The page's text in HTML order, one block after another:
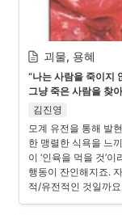
괴물, 용혜
“나는 사람을 죽이지
그냥 죽은 사람을 찾
김진영
모계 유전을 통해 발
한 맹렬한 식욕을 느
이 ‘인육을 먹을 것’
행동이 잔인해지죠.
적/유전적인 것일까